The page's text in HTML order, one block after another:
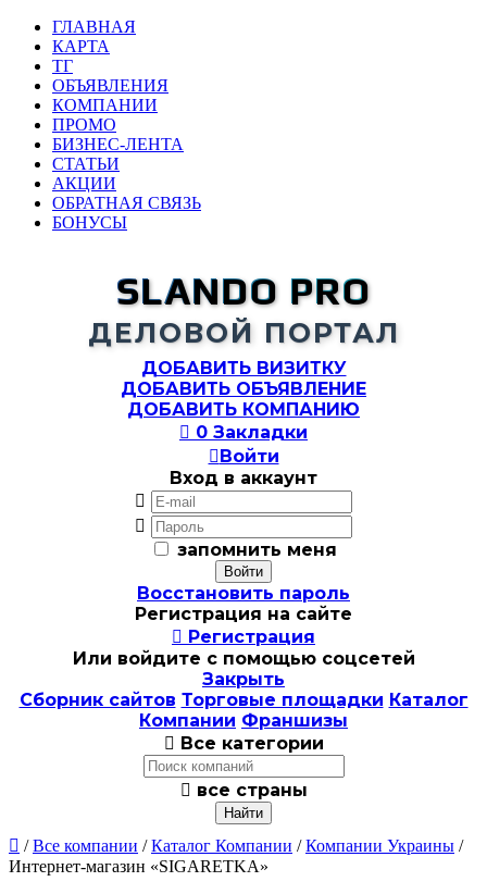
ГЛАВНАЯ
КАРТА
ТГ
ОБЪЯВЛЕНИЯ
КОМПАНИИ
ПРОМО
БИЗНЕС-ЛЕНТА
СТАТЬИ
АКЦИИ
ОБРАТНАЯ СВЯЗЬ
БОНУСЫ
SLANDO PRO
ДЕЛОВОЙ ПОРТАЛ
ДОБАВИТЬ ВИЗИТКУ
ДОБАВИТЬ ОБЪЯВЛЕНИЕ
ДОБАВИТЬ КОМПАНИЮ
 0 Закладки
Войти
Вход в аккаунт


запомнить меня
Восстановить пароль
Регистрация на сайте
 Регистрация
Или войдите с помощью соцсетей
Закрыть
Сборник сайтов Торговые площадки Каталог
Компании Франшизы
 Все категории
 все страны
 /Все компании /Каталог Компании /Компании Украины /
Интернет-магазин «SIGARETKA»